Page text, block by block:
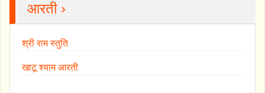
आरती ›
श्री राम स्तुति
खाटू श्याम आरती